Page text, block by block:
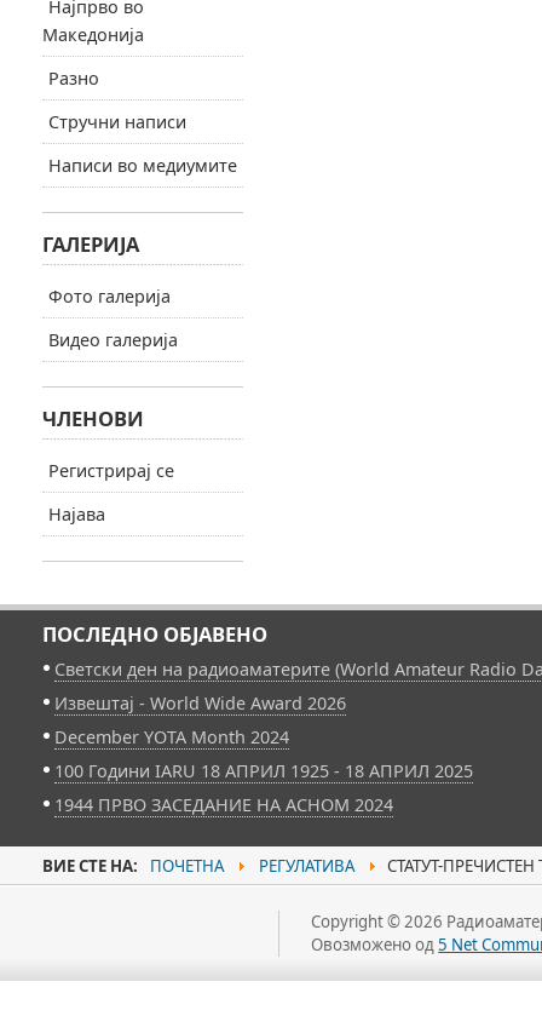
Најпрво во
Македонија
Разно
Стручни написи
Написи во медиумите
ГАЛЕРИЈА
Фото галерија
Видео галерија
ЧЛЕНОВИ
Регистрирај се
Најава
ПОСЛЕДНО ОБЈАВЕНО
Светски ден на радиоаматерите (World Amateur Radio
Извештај - World Wide Award 2026
December YOTA Month 2024
100 Години IARU 18 АПРИЛ 1925 - 18 АПРИЛ 2025
1944 ПРВО ЗАСЕДАНИЕ НА АСНОМ 2024
ВИЕ СТЕ НА: ПОЧЕТНА РЕГУЛАТИВА СТАТУТ-
Copyright © 2026
Овозможено од5 Net